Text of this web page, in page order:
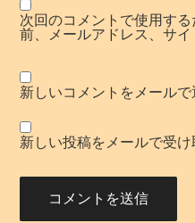
次回のコメントで使用す
前、メールアドレス、サイ
新しいコメントをメールで
新しい投稿をメールで受け